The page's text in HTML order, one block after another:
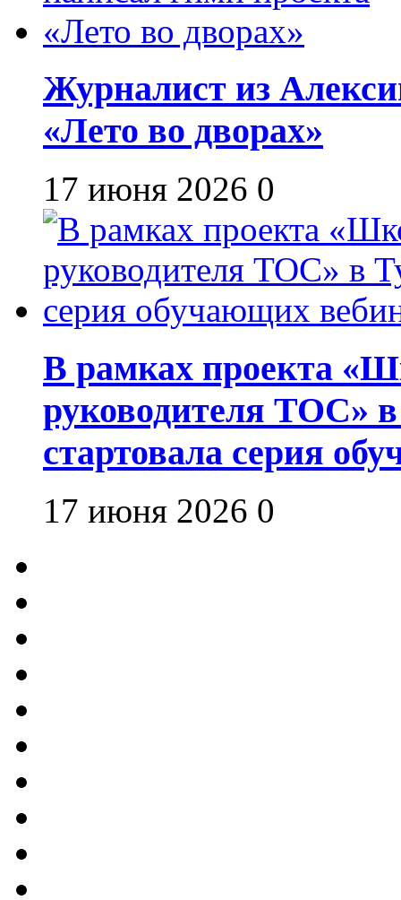
Журналист из
«Лето во дворах»
17 июня 2026 0
В рамках проекта
руководителя ТОС»
стартовала серия
17 июня 2026 0